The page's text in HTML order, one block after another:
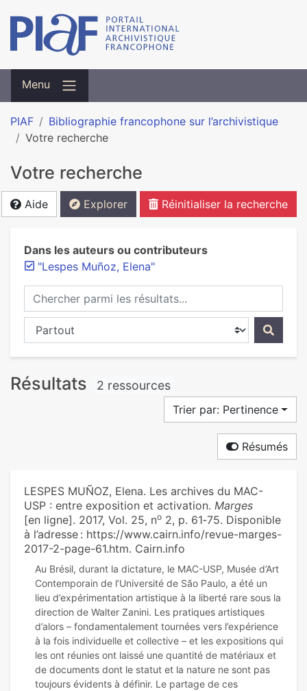
Menu
PIAF
Bibliographie francophone sur l’archivistique
Votre recherche
Votre recherche
Aide Explorer Réinitialiser la recherche
Dans les auteurs ou contributeurs
"Lespes Muñoz, Elena"
Chercher parmi les résultats...
Chercher dans...
Résultats 2 ressources
Trier par: Pertinence
Résumés
LESPES MUÑOZ, Elena. ‪Les archives du MAC-
USP : entre exposition et activation‪. Marges
[en ligne]. 2017, Vol. 25, no 2, p. 61‑75. Disponible
à l’adresse : https://www.cairn.info/revue-marges-
2017-2-page-61.htm. Cairn.info
Au Brésil, durant la dictature, le MAC-USP, Musée d’Art
Contemporain de l’Université de São Paulo, a été un
lieu d’expérimentation artistique à la liberté rare sous la
direction de Walter Zanini. Les pratiques artistiques
d’alors – fondamentalement tournées vers l’expérience
à la fois individuelle et collective – et les expositions qui
les ont réunies ont laissé une quantité de matériaux et
de documents dont le statut et la nature ne sont pas
toujours évidents à définir. Le partage de ces